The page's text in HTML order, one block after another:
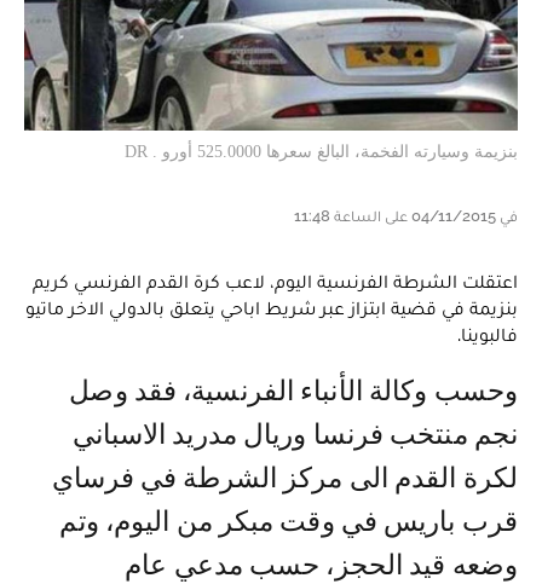
بنزيمة وسيارته الفخمة، البالغ سعرها 525.0000 أورو . DR
في 04/11/2015 على الساعة 11:48
اعتقلت الشرطة الفرنسية اليوم، لاعب كرة القدم الفرنسي كريم
بنزيمة في قضية ابتزاز عبر شريط اباحي يتعلق بالدولي الاخر ماتيو
فالبوينا.
وحسب وكالة الأنباء الفرنسية، فقد وصل
نجم منتخب فرنسا وريال مدريد الاسباني
لكرة القدم الى مركز الشرطة في فرساي
قرب باريس في وقت مبكر من اليوم، وتم
وضعه قيد الحجز، حسب مدعي عام